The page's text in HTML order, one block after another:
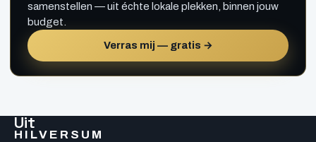
samenstellen — uit échte lokale plekken, binnen jouw
budget.
Verras mij — gratis →
Uit
HILVERSUM